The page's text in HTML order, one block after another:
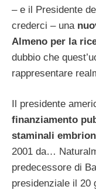
– e il Presidente
crederci – una
Almeno per la
dubbio che
rappresentare
Il presidente
finanziamento
staminali
2001 da…
predecessore di
presidenziale il 20